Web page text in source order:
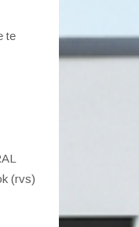
te
(rvs)